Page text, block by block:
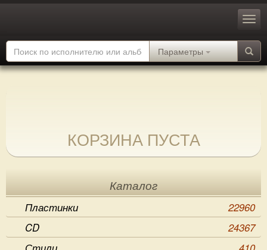
Параметры
КОРЗИНА ПУСТА
Каталог
Пластинки
22960
CD
24367